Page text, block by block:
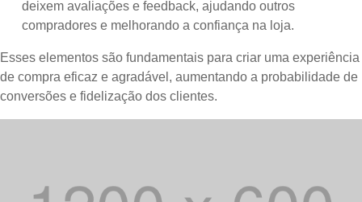
deixem avaliações e feedback, ajudando outros
compradores e melhorando a confiança na loja.
Esses elementos são fundamentais para criar uma experiência
de compra eficaz e agradável, aumentando a probabilidade de
conversões e fidelização dos clientes.